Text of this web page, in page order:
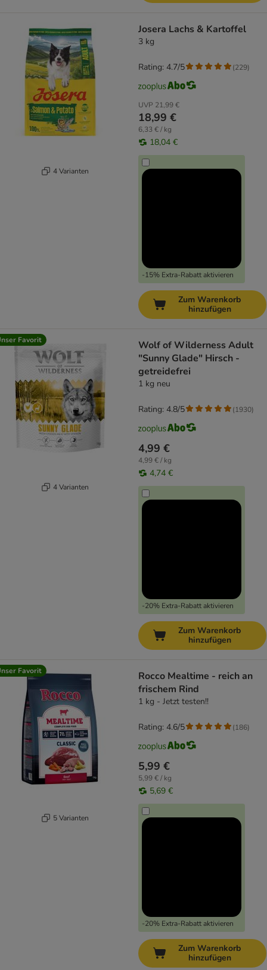
4 Varianten
Josera Lachs & Kartoffel
3 kg
UVP 21,99 €
18,99 €
6,33 € / kg
18,04 €
-15% Extra-Rabatt aktivieren
Rating: 4.7/5 (229)
Zum Warenkorb
hinzufügen
Favorit
4 Varianten
Wolf of Wilderness Adult
"Sunny Glade" Hirsch -
getreidefrei
1 kg neu
4,99 €
4,99 € / kg
4,74 €
-20% Extra-Rabatt aktivieren
Rating: 4.8/5 (1930)
Zum Warenkorb
hinzufügen
Favorit
5 Varianten
Rocco Mealtime - reich an
frischem Rind
1 kg - Jetzt testen!!
5,99 €
5,99 € / kg
5,69 €
-20% Extra-Rabatt aktivieren
Rating: 4.6/5 (186)
Zum Warenkorb
hinzufügen